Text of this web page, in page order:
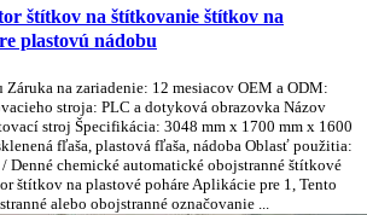
štítkov na štítkovanie štítkov na
plastovú nádobu
na zariadenie: 12 mesiacov OEM a ODM:
stroja: PLC a dotyková obrazovka Názov
stroj Špecifikácia: 3048 mm x 1700 mm x 1600
fľaša, plastová fľaša, nádoba Oblasť použitia:
Denné chemické automatické obojstranné štítkové
štítkov na plastové poháre Aplikácie pre 1, Tento
alebo obojstranné označovanie ...